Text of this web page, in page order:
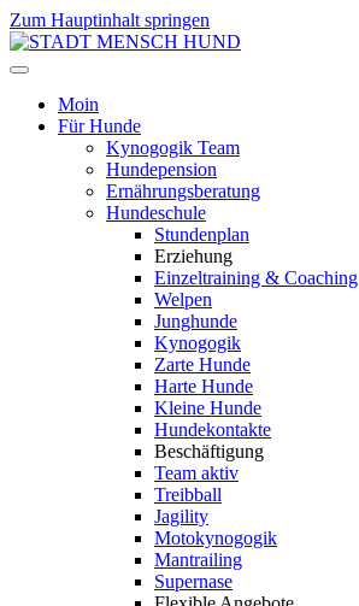
Zum Hauptinhalt springen
Moin
Für Hunde
Kynogogik Team
Hundepension
Ernährungsberatung
Hundeschule
Stundenplan
Erziehung
Einzeltraining & Coaching
Welpen
Junghunde
Kynogogik
Zarte Hunde
Harte Hunde
Kleine Hunde
Hundekontakte
Beschäftigung
Team aktiv
Treibball
Jagility
Motokynogogik
Mantrailing
Supernase